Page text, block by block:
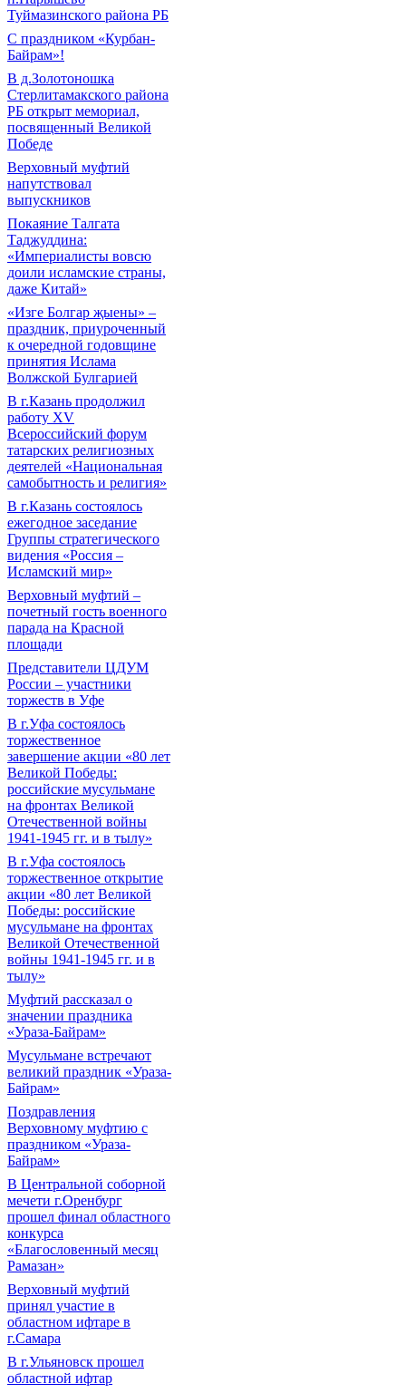
Туймазинского района РБ
С праздником «Курбан-
Байрам»!
В д.Золотоношка
Стерлитамакского района
РБ открыт мемориал,
посвященный Великой
Победе
Верховный муфтий
напутствовал
выпускников
Покаяние Талгата
Таджуддина:
«Империалисты вовсю
доили исламские страны,
даже Китай»
«Изге Болгар җыены» –
праздник, приуроченный
к очередной годовщине
принятия Ислама
Волжской Булгарией
В г.Казань продолжил
работу XV
Всероссийский форум
татарских религиозных
деятелей «Национальная
самобытность и религия»
В г.Казань состоялось
ежегодное заседание
Группы стратегического
видения «Россия –
Исламский мир»
Верховный муфтий –
почетный гость военного
парада на Красной
площади
Представители ЦДУМ
России – участники
торжеств в Уфе
В г.Уфа состоялось
торжественное
завершение акции «80 лет
Великой Победы:
российские мусульмане
на фронтах Великой
Отечественной войны
1941-1945 гг. и в тылу»
В г.Уфа состоялось
торжественное открытие
акции «80 лет Великой
Победы: российские
мусульмане на фронтах
Великой Отечественной
войны 1941-1945 гг. и в
тылу»
Муфтий рассказал о
значении праздника
«Ураза-Байрам»
Мусульмане встречают
великий праздник «Ураза-
Байрам»
Поздравления
Верховному муфтию с
праздником «Ураза-
Байрам»
В Центральной соборной
мечети г.Оренбург
прошел финал областного
конкурса
«Благословенный месяц
Рамазан»
Верховный муфтий
принял участие в
областном ифтаре в
г.Самара
В г.Ульяновск прошел
областной ифтар